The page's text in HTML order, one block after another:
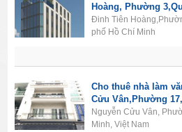
Hoàng, Phường
Đinh Tiên
phố Hồ Chí Minh
Cho thuê nhà làm
Cửu Vân,Phường
Nguyễn Cửu Vân,
Minh, Việt Nam